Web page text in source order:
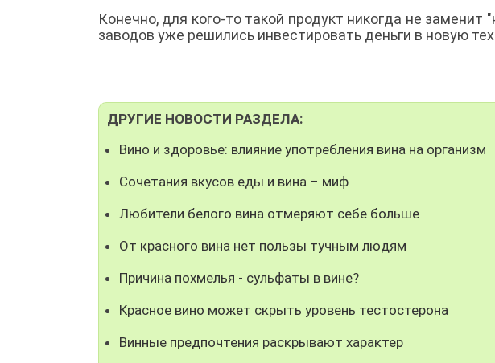
Конечно, для кого-то такой продукт никогда не
заводов уже решились инвестировать деньги в новую
ДРУГИЕ НОВОСТИ РАЗДЕЛА:
Вино и здоровье: влияние употребления вина на организм
Сочетания вкусов еды и вина – миф
Любители белого вина отмеряют себе больше
От красного вина нет пользы тучным людям
Причина похмелья - сульфаты в вине?
Красное вино может скрыть уровень тестостерона
Винные предпочтения раскрывают характер